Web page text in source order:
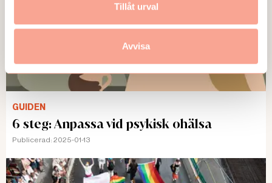
Tillåt urval
Avvisa
GUIDEN
6 steg: Anpassa vid psykisk ohälsa
Publicerad: 2025-01-13